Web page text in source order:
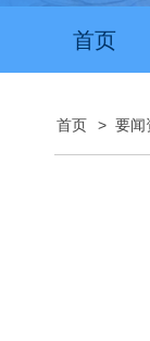
首页
首页 > 要闻